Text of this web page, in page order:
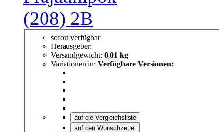
sofort verfügbar
Herausgeber:
Versandgewicht: 0,01 kg
Variationen in: Verfügbare Versionen:
auf die Vergleichsliste
auf den Wunschzettel